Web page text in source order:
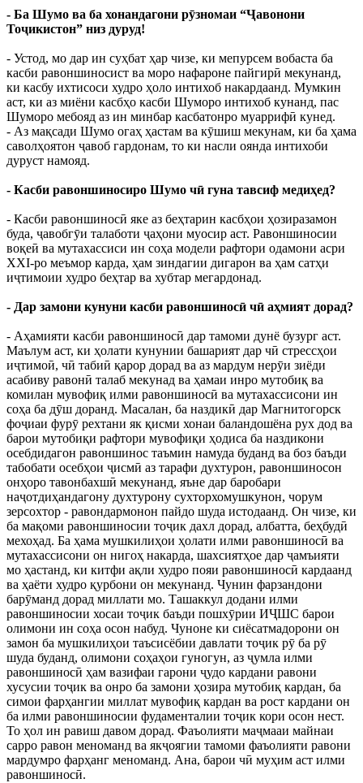
- Ба Шумо ва ба хонандагони рӯзномаи “Ҷавонони
Тоҷикистон” низ дуруд!
- Устод, мо дар ин суҳбат ҳар чизе, ки мепурсем вобаста ба
касби равоншиносист ва моро нафароне пайгирӣ мекунанд,
ки касбу ихтисоси худро ҳоло интихоб накардаанд. Мумкин
аст, ки аз миёни касбҳо касби Шуморо интихоб кунанд, пас
Шуморо мебояд аз ин минбар касбатонро муаррифӣ кунед.
- Аз мақсади Шумо огаҳ ҳастам ва кӯшиш мекунам, ки ба ҳама
саволҳоятон ҷавоб гардонам, то ки насли оянда интихоби
дуруст намояд.
- Касби равоншиносиро Шумо чӣ гуна тавсиф медиҳед?
- Касби равоншиносӣ яке аз беҳтарин касбҳои ҳозиразамон
буда, ҷавобгӯи талаботи ҷаҳони муосир аст. Равоншиносии
воқеӣ ва мутахассиси ин соҳа модели рафтори одамони асри
XXI-ро меъмор карда, ҳам зиндагии дигарон ва ҳам сатҳи
иҷтимоии худро беҳтар ва хубтар мегардонад.
- Дар замони кунуни касби равоншиносӣ чӣ аҳмият дорад?
- Аҳамияти касби равоншиносӣ дар тамоми дунё бузург аст.
Маълум аст, ки ҳолати кунунии башарият дар чӣ стрессҳои
иҷтимоӣ, чӣ табиӣ қарор дорад ва аз мардум нерӯи зиёди
асабиву равонӣ талаб мекунад ва ҳамаи инро мутобиқ ва
комилан мувофиқ илми равоншиносӣ ва мутахассисони ин
соҳа ба дӯш доранд. Масалан, ба наздикӣ дар Магнитогорск
фоҷиаи фурӯ рехтани як қисми хонаи баландошёна рух дод ва
барои мутобиқи рафтори мувофиқи ҳодиса ба наздикони
осебдидагон равоншинос таъмин намуда буданд ва боз баъди
табобати осебҳои ҷисмӣ аз тарафи духтурон, равоншиносон
онҳоро тавонбахшӣ мекунанд, яъне дар баробари
наҷотдиҳандагону духтурону сухторхомушкунон, чорум
зерсохтор - равондармонон пайдо шуда истодаанд. Он чизе, ки
ба мақоми равоншиносии тоҷик дахл дорад, албатта, беҳбудӣ
мехоҳад. Ба ҳама мушкилиҳои ҳолати илми равоншиносӣ ва
мутахассисони он нигоҳ накарда, шахсиятҳое дар ҷамъияти
мо ҳастанд, ки китфи ақли худро пояи равоншиносӣ кардаанд
ва ҳаёти худро қурбони он мекунанд. Чунин фарзандони
барӯманд дорад миллати мо. Ташаккул додани илми
равоншиносии хосаи тоҷик баъди пошхӯрии ИҶШС барои
олимони ин соҳа осон набуд. Чуноне ки сиёсатмадорони он
замон ба мушкилиҳои таъсисёбии давлати тоҷик рӯ ба рӯ
шуда буданд, олимони соҳаҳои гуногун, аз ҷумла илми
равоншиносӣ ҳам вазифаи гарони ҷудо кардани равони
хусусии тоҷик ва онро ба замони ҳозира мутобиқ кардан, ба
симои фарҳангии миллат мувофиқ кардан ва рост кардани он
ба илми равоншиносии фудаменталии тоҷик кори осон нест.
То ҳол ин равиш давом дорад. Фаъолияти маҷмааи майнаи
сарро равон меноманд ва якҷоягии тамоми фаъолияти равони
мардумро фарҳанг меноманд. Ана, барои чӣ муҳим аст илми
равоншиносӣ.